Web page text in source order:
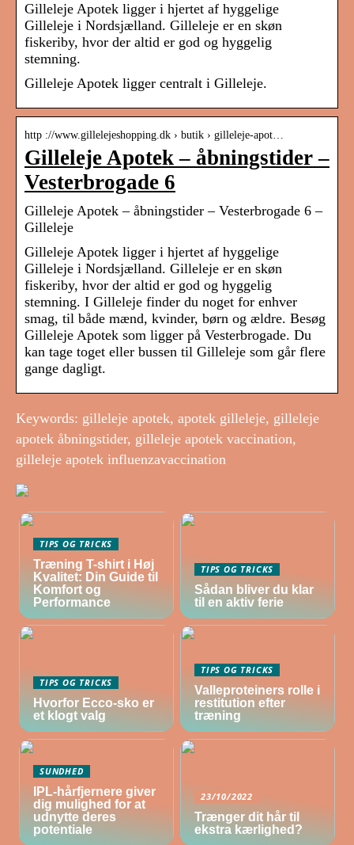
Gilleleje Apotek ligger i hjertet af hyggelige
Gilleleje i Nordsjælland. Gilleleje er en skøn
fiskeriby, hvor der altid er god og hyggelig
stemning.
Gilleleje Apotek ligger centralt i Gilleleje.
http ://www.gillelejeshopping.dk › butik › gilleleje-apot…
Gilleleje Apotek – åbningstider –
Vesterbrogade 6
Gilleleje Apotek – åbningstider – Vesterbrogade 6 –
Gilleleje
Gilleleje Apotek ligger i hjertet af hyggelige
Gilleleje i Nordsjælland. Gilleleje er en skøn
fiskeriby, hvor der altid er god og hyggelig
stemning. I Gilleleje finder du noget for enhver
smag, til både mænd, kvinder, børn og ældre. Besøg
Gilleleje Apotek som ligger på Vesterbrogade. Du
kan tage toget eller bussen til Gilleleje som går flere
gange dagligt.
Keywords: gilleleje apotek, apotek gilleleje, gilleleje
apotek åbningstider, gilleleje apotek vaccination,
gilleleje apotek influenzavaccination
TIPS OG TRICKS
Træning T-shirt i Høj
Kvalitet: Din Guide til
Komfort og
Performance
TIPS OG TRICKS
Sådan bliver du klar
til en aktiv ferie
TIPS OG TRICKS
Hvorfor Ecco-sko er
et klogt valg
TIPS OG TRICKS
Valleproteiners rolle i
restitution efter
træning
SUNDHED
IPL-hårfjernere giver
dig mulighed for at
udnytte deres
potentiale
23/10/2022
Trænger dit hår til
ekstra kærlighed?